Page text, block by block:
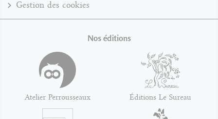
Gestion des cookies
Nos éditions
Atelier Perrousseaux Éditions Le Sureau